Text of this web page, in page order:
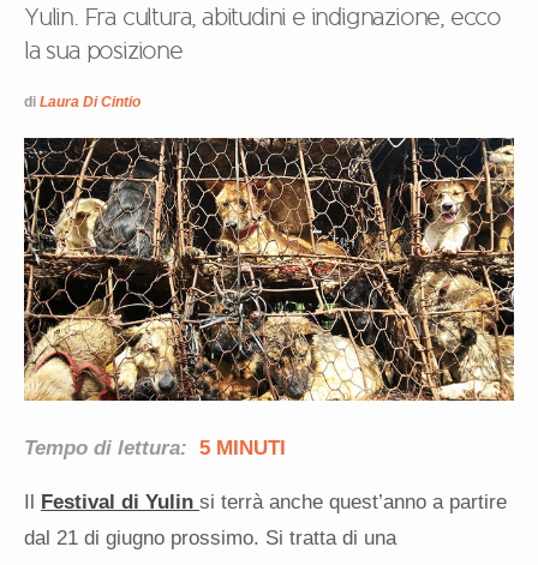
Yulin. Fra cultura, abitudini e indignazione, ecco
la sua posizione
di Laura Di Cintio
Tempo di lettura: 5 MINUTI
Festival di Yulin si terrà anche quest’anno a partire
dal 21 di giugno prossimo. Si tratta di una